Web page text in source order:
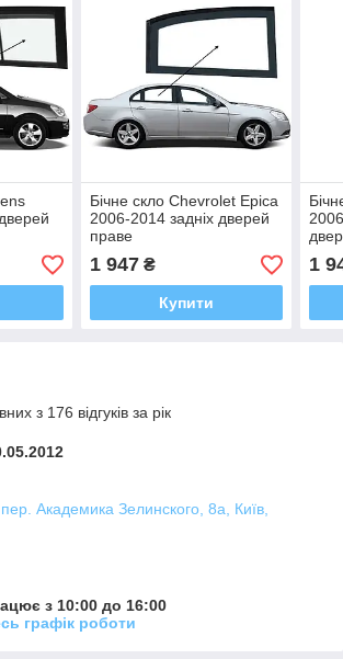
Бічне скло Chevrolet Epica
2006-2014 задніх дверей
праве
1 947₴
Купити
1
з 176 відгуків за рік
Академика Зелинского, 8а, Київ,
з 10:00 до 16:00
графік роботи